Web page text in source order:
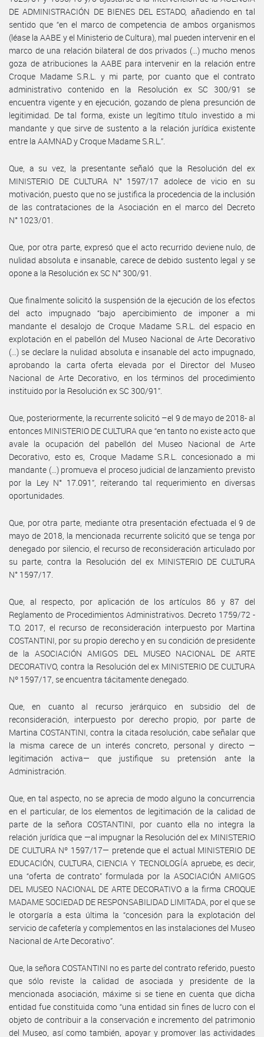
DE ADMINISTRACIÓN DE BIENES DEL ESTADO, añadiendo en tal
sentido que “en el marco de competencia de ambos organismos
(léase la AABE y el Ministerio de Cultura), mal pueden intervenir en el
marco de una relación bilateral de dos privados (…) mucho menos
goza de atribuciones la AABE para intervenir en la relación entre
Croque Madame S.R.L. y mi parte, por cuanto que el contrato
administrativo contenido en la Resolución ex SC 300/91 se
encuentra vigente y en ejecución, gozando de plena presunción de
legitimidad. De tal forma, existe un legítimo título investido a mi
mandante y que sirve de sustento a la relación jurídica existente
entre la AAMNAD y Croque Madame S.R.L.”.
Que, a su vez, la presentante señaló que la Resolución del ex
MINISTERIO DE CULTURA N° 1597/17 adolece de vicio en su
motivación, puesto que no se justifica la procedencia de la inclusión
de las contrataciones de la Asociación en el marco del Decreto
N° 1023/01.
Que, por otra parte, expresó que el acto recurrido deviene nulo, de
nulidad absoluta e insanable, carece de debido sustento legal y se
opone a la Resolución ex SC N° 300/91.
Que finalmente solicitó la suspensión de la ejecución de los efectos
del acto impugnado “bajo apercibimiento de imponer a mi
mandante el desalojo de Croque Madame S.R.L. del espacio en
explotación en el pabellón del Museo Nacional de Arte Decorativo
(…) se declare la nulidad absoluta e insanable del acto impugnado,
aprobando la carta oferta elevada por el Director del Museo
Nacional de Arte Decorativo, en los términos del procedimiento
instituido por la Resolución ex SC 300/91”.
Que, posteriormente, la recurrente solicitó –el 9 de mayo de 2018- al
entonces MINISTERIO DE CULTURA que “en tanto no existe acto que
avale la ocupación del pabellón del Museo Nacional de Arte
Decorativo, esto es, Croque Madame S.R.L. concesionado a mi
mandante (…) promueva el proceso judicial de lanzamiento previsto
por la Ley N° 17.091”, reiterando tal requerimiento en diversas
oportunidades.
Que, por otra parte, mediante otra presentación efectuada el 9 de
mayo de 2018, la mencionada recurrente solicitó que se tenga por
denegado por silencio, el recurso de reconsideración articulado por
su parte, contra la Resolución del ex MINISTERIO DE CULTURA
N° 1597/17.
Que, al respecto, por aplicación de los artículos 86 y 87 del
Reglamento de Procedimientos Administrativos. Decreto 1759/72 -
T.O. 2017, el recurso de reconsideración interpuesto por Martina
COSTANTINI, por su propio derecho y en su condición de presidente
de la ASOCIACIÓN AMIGOS DEL MUSEO NACIONAL DE ARTE
DECORATIVO, contra la Resolución del ex MINISTERIO DE CULTURA
Nº 1597/17, se encuentra tácitamente denegado.
Que, en cuanto al recurso jerárquico en subsidio del de
reconsideración, interpuesto por derecho propio, por parte de
Martina COSTANTINI, contra la citada resolución, cabe señalar que
la misma carece de un interés concreto, personal y directo —
legitimación activa— que justifique su pretensión ante la
Administración.
Que, en tal aspecto, no se aprecia de modo alguno la concurrencia
en el particular, de los elementos de legitimación de la calidad de
parte de la señora COSTANTINI, por cuanto ella no integra la
relación jurídica que —al impugnar la Resolución del ex MINISTERIO
DE CULTURA Nº 1597/17— pretende que el actual MINISTERIO DE
EDUCACIÓN, CULTURA, CIENCIA Y TECNOLOGÍA apruebe, es decir,
una “oferta de contrato” formulada por la ASOCIACIÓN AMIGOS
DEL MUSEO NACIONAL DE ARTE DECORATIVO a la firma CROQUE
MADAME SOCIEDAD DE RESPONSABILIDAD LIMITADA, por el que se
le otorgaría a esta última la “concesión para la explotación del
servicio de cafetería y complementos en las instalaciones del Museo
Nacional de Arte Decorativo”.
Que, la señora COSTANTINI no es parte del contrato referido, puesto
que sólo reviste la calidad de asociada y presidente de la
mencionada asociación, máxime si se tiene en cuenta que dicha
entidad fue constituida como “una entidad sin fines de lucro con el
objeto de contribuir a la conservación e incremento del patrimonio
del Museo, así como también, apoyar y promover las actividades